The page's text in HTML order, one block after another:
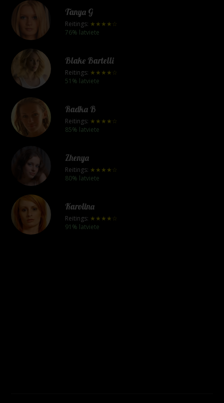
Tanya G
Reitings: ★★★★☆
76% latviete
Blake Bartelli
Reitings: ★★★★☆
51% latviete
Radka B
Reitings: ★★★★☆
85% latviete
Zhenya
Reitings: ★★★★☆
80% latviete
Karolina
Reitings: ★★★★☆
91% latviete